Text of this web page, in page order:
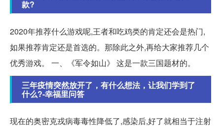
款?
2020年推荐什么游戏呢,王者和吃鸡类的肯定还会是热门,
如果推荐肯定还是首选的。那除此之外,再给大家推荐几个
优秀游戏。 一、《军令如山》 这是一款三国题材的。
三年疫情突然放开了，有什么想法，让我们学到了
什么?-幸福里问答
现在的奥密克戎病毒毒性降低了,感染后,好了就相当于注射